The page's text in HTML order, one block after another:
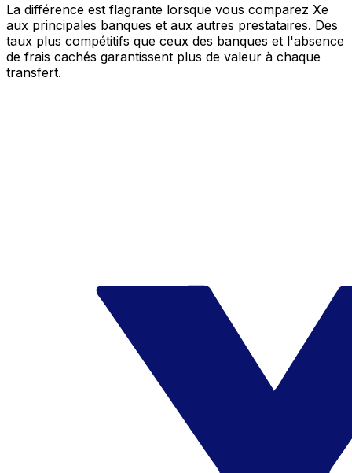
La différence est flagrante lorsque vous comparez Xe
aux principales banques et aux autres prestataires. Des
taux plus compétitifs que ceux des banques et l'absence
de frais cachés garantissent plus de valeur à chaque
transfert.